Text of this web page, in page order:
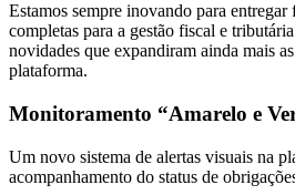
Estamos sempre inovando para entregar
completas para a gestão fiscal e
novidades que expandiram ainda mais
plataforma.
Monitoramento “Amarelo e
Um novo sistema de alertas visuais na
acompanhamento do status de